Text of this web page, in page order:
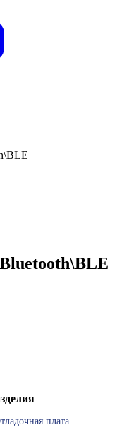
плата